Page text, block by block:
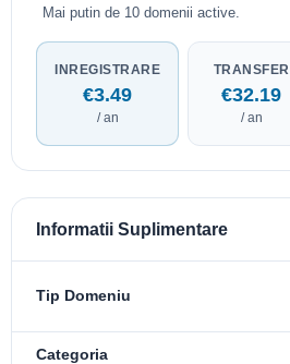
Mai putin de 10 domenii active.
INREGISTRARE
€3.49
/ an
TRANSFER
€32.19
/ an
Informatii Suplimentare
Tip Domeniu
Categoria